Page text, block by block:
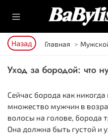
Назад Главная
Уход за бородой: что
Сейчас борода как
множество мужчин в
волосы на голове, борода
Она должна быть густой и